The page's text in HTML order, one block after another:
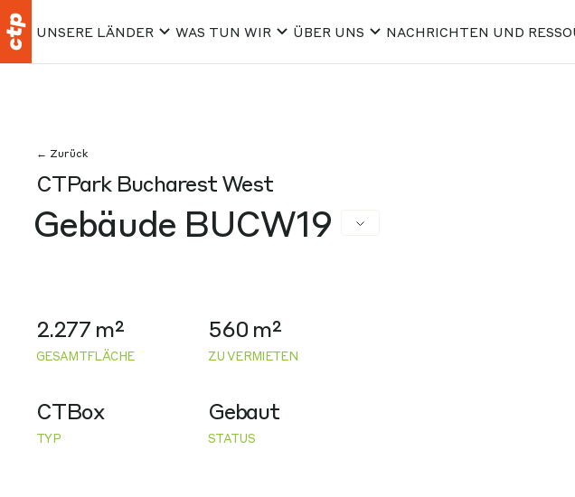
UNSERE LÄNDER WAS TUN WIR ÜBER UNS NACHRICHTEN UND
← Zurück
CTPark Bucharest West
Gebäude BUCW19
2.277 m²
GESAMTFLÄCHE
560 m²
ZU VERMIETEN
CTBox
TYP
Gebaut
STATUS